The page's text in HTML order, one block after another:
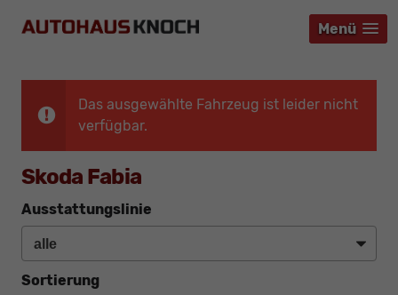
Menü
Menü
Menü
Das ausgewählte Fahrzeug ist leider nicht
verfügbar.
Skoda Fabia
Ausstattungslinie
Sortierung